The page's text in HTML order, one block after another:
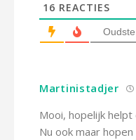
16 REACTIES
Oudste
Martinistadjer
Mooi, hopelijk
Nu ook maar